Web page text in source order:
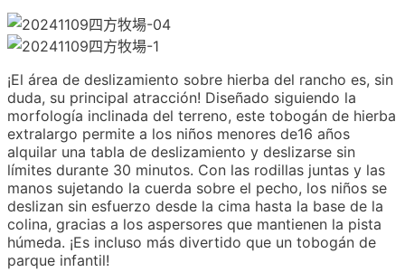
¡El área de deslizamiento sobre hierba del rancho es, sin
duda, su principal atracción! Diseñado siguiendo la
morfología inclinada del terreno, este tobogán de hierba
extralargo permite a los niños menores de16 años
alquilar una tabla de deslizamiento y deslizarse sin
límites durante 30 minutos. Con las rodillas juntas y las
manos sujetando la cuerda sobre el pecho, los niños se
deslizan sin esfuerzo desde la cima hasta la base de la
colina, gracias a los aspersores que mantienen la pista
húmeda. ¡Es incluso más divertido que un tobogán de
parque infantil!